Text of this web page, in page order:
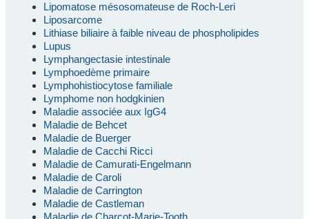
Lipomatose mésosomateuse de Roch-Leri
Liposarcome
Lithiase biliaire à faible niveau de phospholipides
Lupus
Lymphangectasie intestinale
Lymphoedème primaire
Lymphohistiocytose familiale
Lymphome non hodgkinien
Maladie associée aux IgG4
Maladie de Behcet
Maladie de Buerger
Maladie de Cacchi Ricci
Maladie de Camurati-Engelmann
Maladie de Caroli
Maladie de Carrington
Maladie de Castleman
Maladie de Charcot-Marie-Tooth